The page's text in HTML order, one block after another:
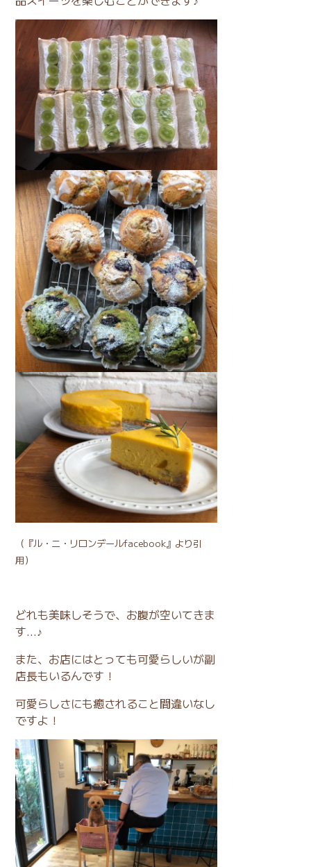
（ 『ル・ニ・リロンデールfacebook』 より引
用）
どれも美味しそうで、お腹が空いてきま
す...♪
また、お店にはとっても可愛らしいが副
店長もいるんです！
可愛らしさにも癒されること間違いなし
ですよ！